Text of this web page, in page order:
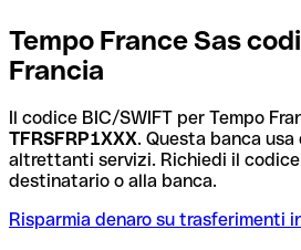
Tempo France Sas
Francia
Il codice BIC/SWIFT per Tempo
TFRSFRP1XXX. Questa banca
altrettanti servizi. Richiedi il
destinatario o alla banca.
Risparmia denaro su trasferimenti